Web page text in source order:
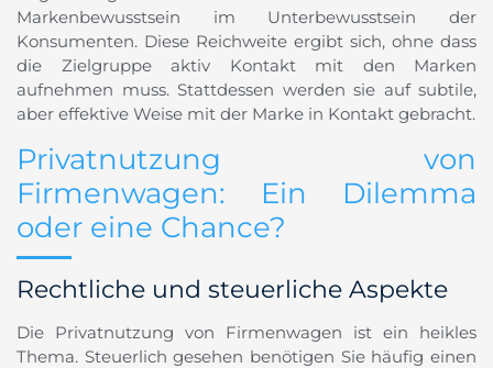
Markenbewusstsein im Unterbewusstsein der
Konsumenten. Diese Reichweite ergibt sich, ohne dass
die Zielgruppe aktiv Kontakt mit den Marken
aufnehmen muss. Stattdessen werden sie auf subtile,
aber effektive Weise mit der Marke in Kontakt gebracht.
Privatnutzung von
Firmenwagen: Ein Dilemma
oder eine Chance?
Rechtliche und steuerliche Aspekte
Die Privatnutzung von Firmenwagen ist ein heikles
Thema. Steuerlich gesehen benötigen Sie häufig einen